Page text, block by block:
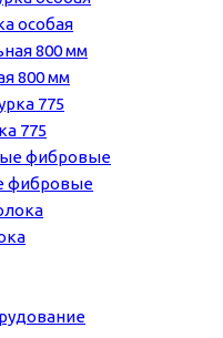
особая
800 мм
775
фибровые